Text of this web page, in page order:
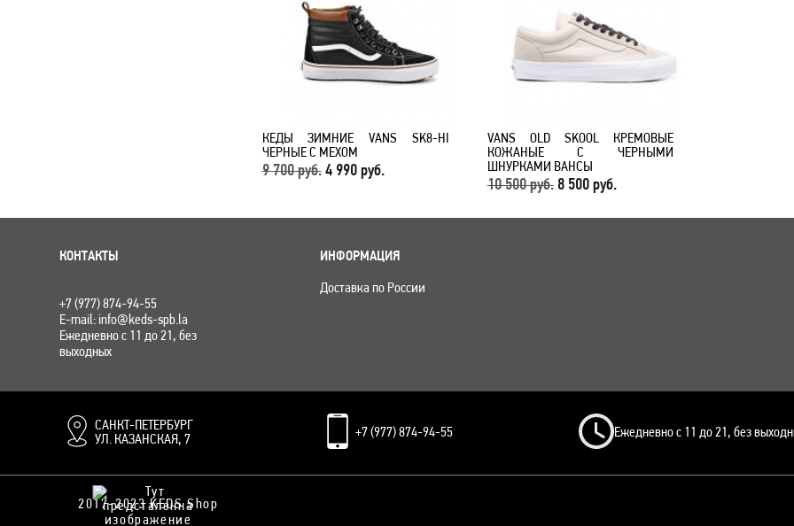
КЕДЫ ЗИМНИЕ VANS SK8-HI
ЧЕРНЫЕ С МЕХОМ
9 700 руб. 4 990 руб.
VANS OLD SKOOL КРЕМОВЫЕ
КОЖАНЫЕ С ЧЕРНЫМИ
ШНУРКАМИ ВАНСЫ
10 500 руб. 8 500 руб.
КОНТАКТЫ
+7 (977) 874-94-55
E-mail: info@keds-spb.la
Ежедневно с 11 до 21, без
выходных
ИНФОРМАЦИЯ
Доставка по России
САНКТ-ПЕТЕРБУРГ
УЛ. КАЗАНСКАЯ, 7
+7 (977) 874-94-55 Ежедневно с 11 до 21, без
2017-2023 KEDS Shop